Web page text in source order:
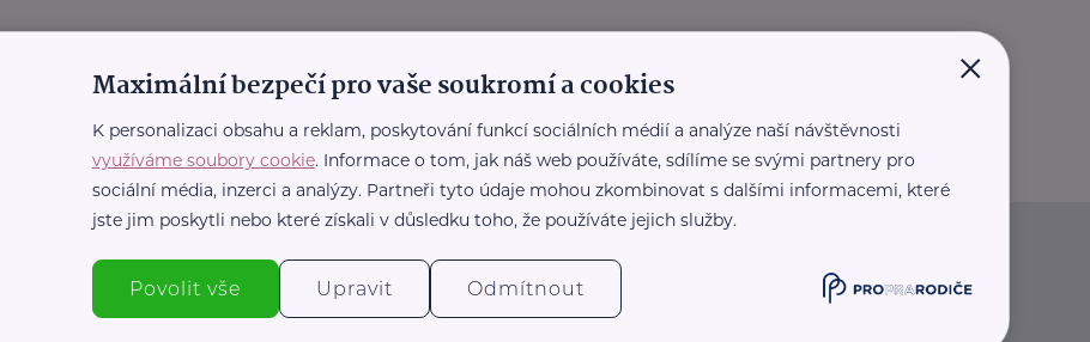
Informace(nejen)pro prarodiče
×
Maximální bezpečí pro vaše soukromí a cookies
K personalizaci obsahu a reklam, poskytování funkcí sociálních médií a analýze naší návštěvnosti
využíváme soubory cookie. Informace o tom, jak náš web používáte, sdílíme se svými partnery pro
sociální média, inzerci a analýzy. Partneři tyto údaje mohou zkombinovat s dalšími informacemi, které
jste jim poskytli nebo které získali v důsledku toho, že používáte jejich služby.
Povolit vše Upravit Odmítnout